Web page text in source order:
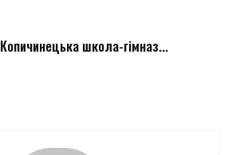
Копичинецька школа-гімназ...